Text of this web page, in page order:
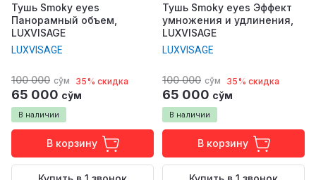
Тушь Smoky eyes
Панорамный объем,
LUXVISAGE
LUXVISAGE
В наличии
100 000 сўм 35% скидка
65 000 сўм
В корзину
Тушь Smoky eyes Эффект
умножения и удлинения,
LUXVISAGE
LUXVISAGE
В наличии
100 000 сўм 35% скидка
65 000 сўм
В корзину